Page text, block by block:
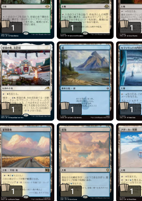
1 1 1
1 1 1
1 1 1